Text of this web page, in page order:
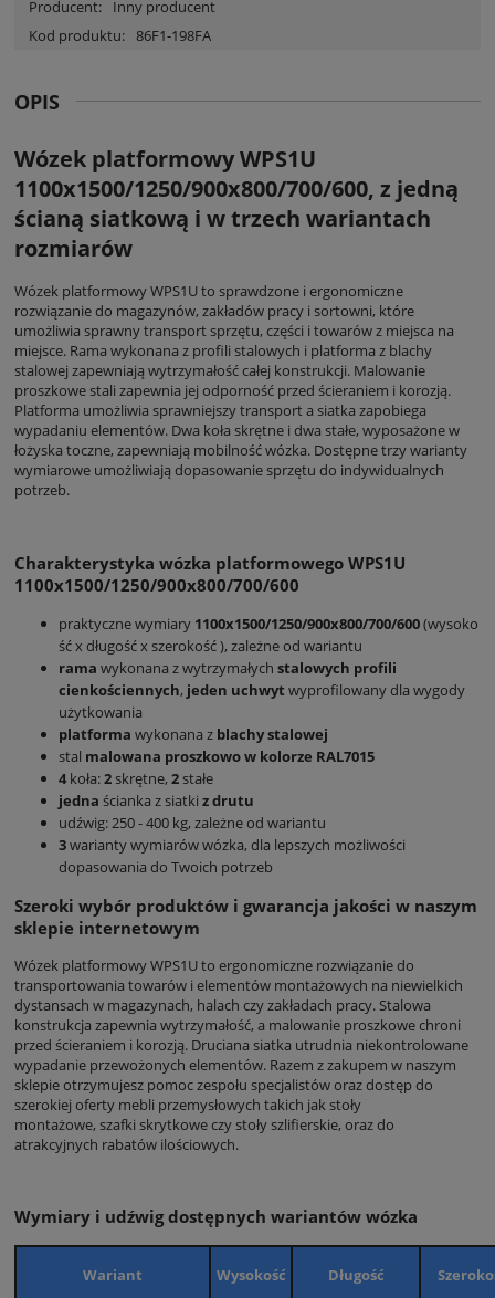
Producent:
Inny producent
Kod produktu: 86F1-198FA
OPIS
Wózek platformowy WPS1U
1100x1500/1250/900x800/700/600, z jedną
ścianą siatkową i w trzech wariantach
rozmiarów
Wózek platformowy WPS1U to sprawdzone i ergonomiczne
rozwiązanie do magazynów, zakładów pracy i sortowni, które
umożliwia sprawny transport sprzętu, części i towarów z miejsca na
miejsce. Rama wykonana z profili stalowych i platforma z blachy
stalowej zapewniają wytrzymałość całej konstrukcji. Malowanie
proszkowe stali zapewnia jej odporność przed ścieraniem i korozją.
Platforma umożliwia sprawniejszy transport a siatka zapobiega
wypadaniu elementów. Dwa koła skrętne i dwa stałe, wyposażone w
łożyska toczne, zapewniają mobilność wózka. Dostępne trzy warianty
wymiarowe umożliwiają dopasowanie sprzętu do indywidualnych
potrzeb.
Charakterystyka wózka platformowego WPS1U
1100x1500/1250/900x800/700/600
praktyczne wymiary 1100x1500/1250/900x800/700/600(wysoko
ść x długość x szerokość ), zależne od wariantu
rama wykonana z wytrzymałych stalowych profili
cienkościennych, jeden uchwyt wyprofilowany dla wygody
użytkowania
platforma wykonana z blachy stalowej
stal malowana proszkowo w kolorze RAL7015
4koła:2skrętne, 2stałe
jedna ścianka z siatki z drutu
udźwig: 250 - 400 kg, zależne od wariantu
3warianty wymiarów wózka, dla lepszych możliwości
dopasowania do Twoich potrzeb
Szeroki wybór produktów i gwarancja jakości w naszym
sklepie internetowym
Wózek platformowy WPS1U to ergonomiczne rozwiązanie do
transportowania towarów i elementów montażowych na niewielkich
dystansach w magazynach, halach czy zakładach pracy. Stalowa
konstrukcja zapewnia wytrzymałość, a malowanie proszkowe chroni
przed ścieraniem i korozją. Druciana siatka utrudnia niekontrolowane
wypadanie przewożonych elementów. Razem z zakupem w naszym
sklepie otrzymujesz pomoc zespołu specjalistów oraz dostęp do
szerokiej oferty mebli przemysłowych takich jak stoły
montażowe, szafki skrytkowe czy stoły szlifierskie, oraz do
atrakcyjnych rabatów ilościowych.
Wymiary i udźwig dostępnych wariantów wózka
Wariant Wysokość Długość